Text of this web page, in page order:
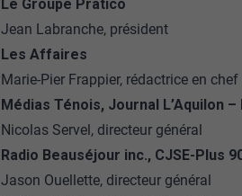
Le Groupe Pratico
Jean Labranche, président
Les Affaires
Marie-Pier Frappier, rédactrice en
Médias Ténois, Journal L’Aquilon –
Nicolas Servel, directeur général
Radio Beauséjour inc., CJSE-Plus
Jason Ouellette, directeur général